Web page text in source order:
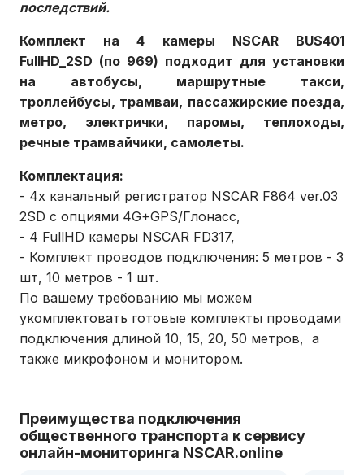
последствий.
Комплект на 4 камеры NSCAR BUS401
FullHD_2SD (по 969) подходит для установки
на автобусы, маршрутные такси,
троллейбусы, трамваи, пассажирские поезда,
метро, электрички, паромы, теплоходы,
речные трамвайчики, самолеты.
Комплектация:
- 4х канальный регистратор NSCAR F864 ver.03
2SD с опциями 4G+GPS/Глонасс,
- 4 FullHD камеры NSCAR FD317,
- Комплект проводов подключения: 5 метров - 3
шт, 10 метров - 1 шт.
По вашему требованию мы можем
укомплектовать готовые комплекты проводами
подключения длиной 10, 15, 20, 50 метров, а
также микрофоном и монитором.
Преимущества подключения
общественного транспорта к сервису
онлайн-мониторинга NSCAR.online